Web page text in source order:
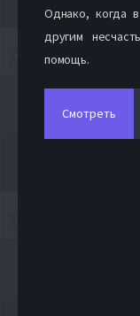
Однако, когда
другим
помощь.
Смотреть